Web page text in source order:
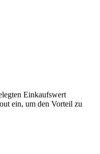
Einkaufswert
ein, um den Vorteil zu